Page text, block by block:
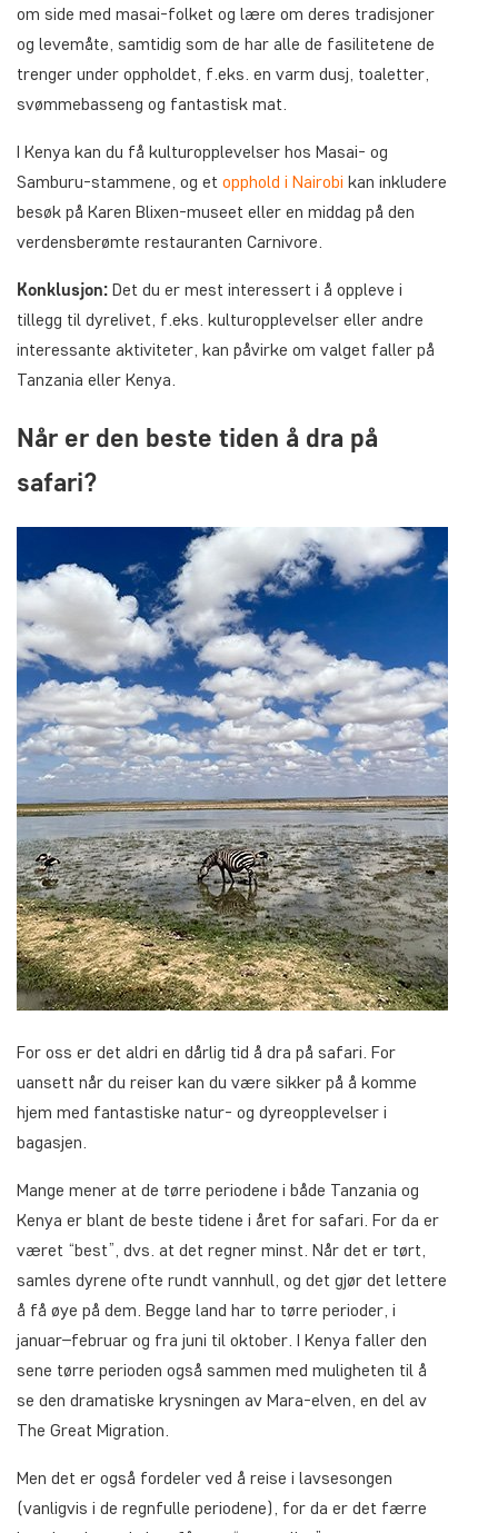
om side med masai-folket og lære om deres tradisjoner
og levemåte, samtidig som de har alle de fasilitetene de
trenger under oppholdet, f.eks. en varm dusj, toaletter,
svømmebasseng og fantastisk mat.
I Kenya kan du få kulturopplevelser hos Masai- og
Samburu-stammene, og et opphold i Nairobi kan inkludere
besøk på Karen Blixen-museet eller en middag på den
verdensberømte restauranten Carnivore.
Konklusjon: Det du er mest interessert i å oppleve i
tillegg til dyrelivet, f.eks. kulturopplevelser eller andre
interessante aktiviteter, kan påvirke om valget faller på
Tanzania eller Kenya.
Når er den beste tiden å dra på
safari?
For oss er det aldri en dårlig tid å dra på safari. For
uansett når du reiser kan du være sikker på å komme
hjem med fantastiske natur- og dyreopplevelser i
bagasjen.
Mange mener at de tørre periodene i både Tanzania og
Kenya er blant de beste tidene i året for safari. For da er
været “best”, dvs. at det regner minst. Når det er tørt,
samles dyrene ofte rundt vannhull, og det gjør det lettere
å få øye på dem. Begge land har to tørre perioder, i
januar–februar og fra juni til oktober. I Kenya faller den
sene tørre perioden også sammen med muligheten til å
se den dramatiske krysningen av Mara-elven, en del av
The Great Migration.
Men det er også fordeler ved å reise i lavsesongen
(vanligvis i de regnfulle periodene), for da er det færre